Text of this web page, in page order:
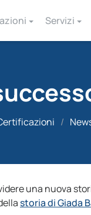
Servizi
/
una nuova
storia di Giada